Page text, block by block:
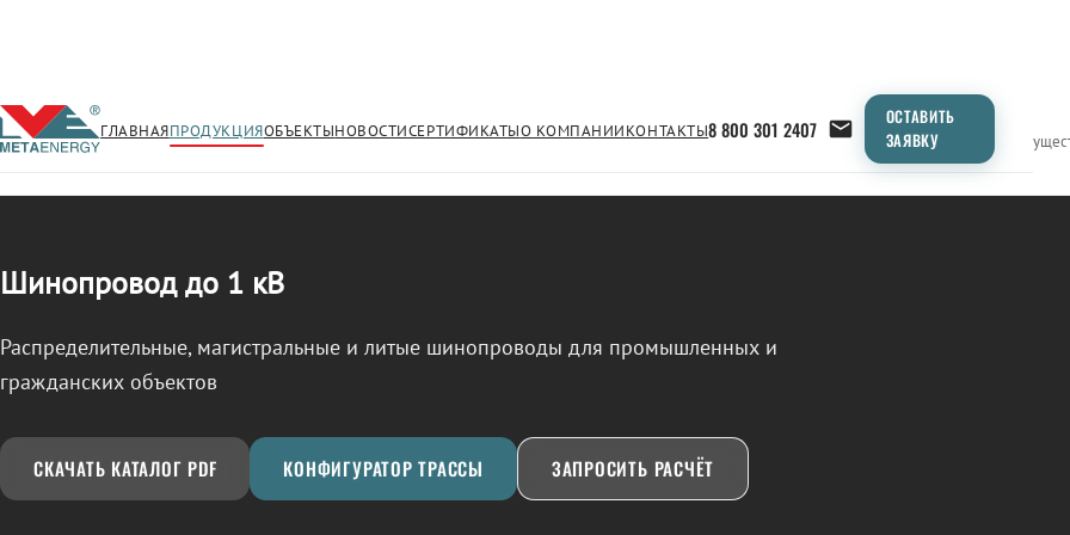
ГЛАВНАЯПРОДУКЦИЯОБЪЕКТЫНОВОСТИСЕРТИФИКАТЫО КОМПАНИИКОНТАКТЫ8 800 301 2407
ОСТАВИТЬ
ЗАЯВКУ
← Продукция/ШИНОПРОВОД Применение Продукция ТипоразмерыСравнение
Шинопровод до 1 кВ
Распределительные, магистральные и литые шинопроводы для промышленных и
гражданских объектов
СКАЧАТЬ КАТАЛОГ PDF КОНФИГУРАТОР ТРАССЫ ЗАПРОСИТЬ РАСЧЁТ